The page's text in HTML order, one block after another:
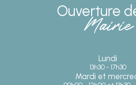
Ouverture
Mairie
Lundi
13h30 - 17h30
Mardi et